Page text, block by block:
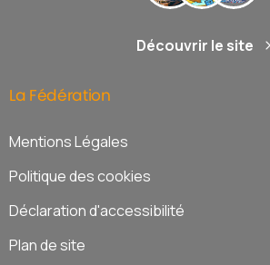
Découvrir le site
La Fédération
Mentions Légales
Politique des cookies
Déclaration d'accessibilité
Plan de site